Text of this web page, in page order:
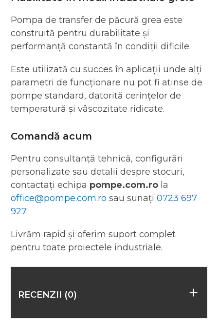
Pompa de transfer de păcură grea este
construită pentru durabilitate și
performanță constantă în condiții dificile.
Este utilizată cu succes în aplicații unde alți
parametri de funcționare nu pot fi atinse de
pompe standard, datorită cerințelor de
temperatură și vâscozitate ridicate.
Comandă acum
Pentru consultanță tehnică, configurări
personalizate sau detalii despre stocuri,
contactați echipa pompe.com.ro la
office@pompe.com.ro sau sunați0723 697
927.
Livrăm rapid și oferim suport complet
pentru toate proiectele industriale.
RECENZII (0)